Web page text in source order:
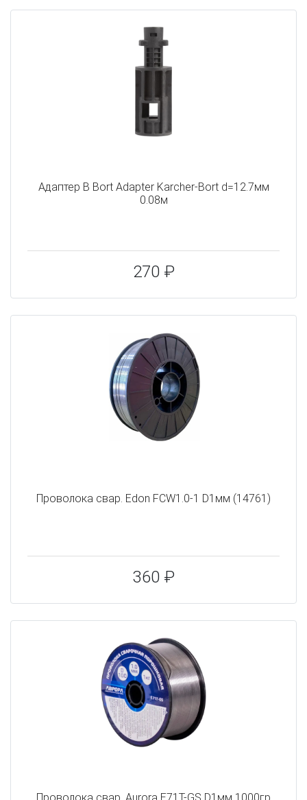
Адаптер B Bort Adapter Karcher-Bort d=12.7мм
0.08м
270 ₽
Проволока свар. Edon FCW1.0-1 D1мм (14761)
360 ₽